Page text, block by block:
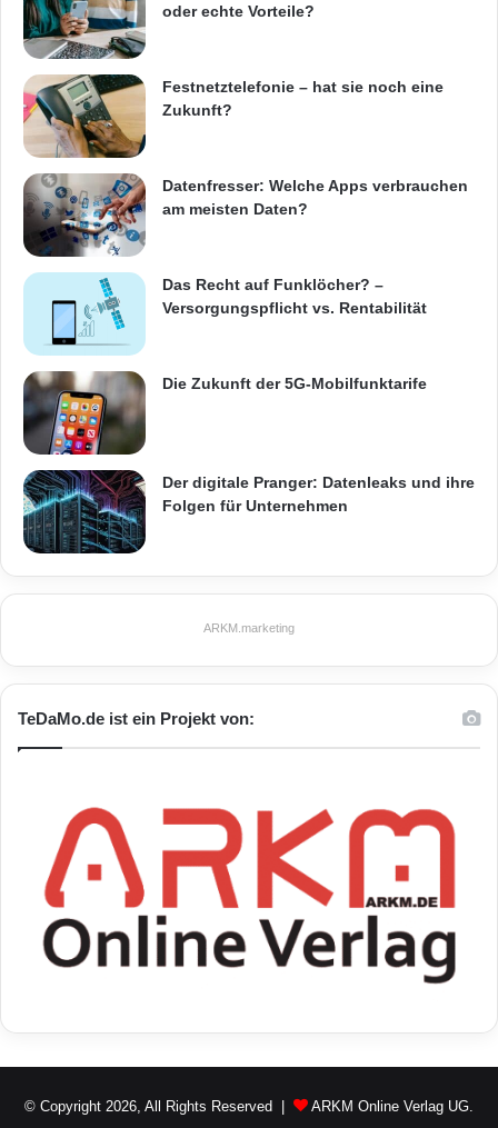
oder echte Vorteile?
Festnetztelefonie – hat sie noch eine
Zukunft?
Datenfresser: Welche Apps verbrauchen
am meisten Daten?
Das Recht auf Funklöcher? –
Versorgungspflicht vs. Rentabilität
Die Zukunft der 5G-Mobilfunktarife
Der digitale Pranger: Datenleaks und ihre
Folgen für Unternehmen
ARKM.marketing
TeDaMo.de ist ein Projekt von:
© Copyright 2026, All Rights Reserved | ARKM Online Verlag UG.